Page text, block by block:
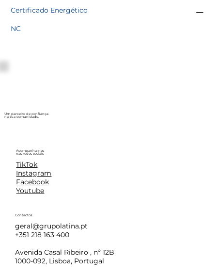
Certificado Energético
NC
Um parceiro de confiança
na tua comunidade.
Acompanha-nos
nas redes sociais
TikTok
Instagram
Facebook
Youtube
Contactos
geral@grupolatina.pt
+351 218 163 400
Avenida Casal Ribeiro , nº 12B
1000-092, Lisboa, Portugal